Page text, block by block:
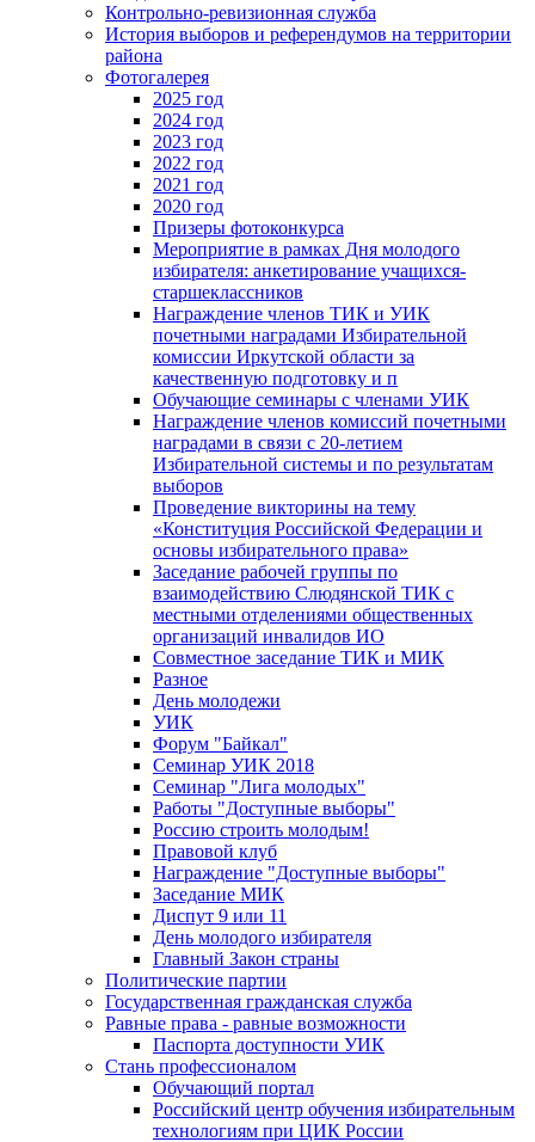
Контрольно-ревизионная служба
История выборов и референдумов на территории
района
Фотогалерея
2025 год
2024 год
2023 год
2022 год
2021 год
2020 год
Призеры фотоконкурса
Мероприятие в рамках Дня молодого
избирателя: анкетирование учащихся-
старшеклассников
Награждение членов ТИК и УИК
почетными наградами Избирательной
комиссии Иркутской области за
качественную подготовку и п
Обучающие семинары с членами УИК
Награждение членов комиссий почетными
наградами в связи с 20-летием
Избирательной системы и по результатам
выборов
Проведение викторины на тему
«Конституция Российской Федерации и
основы избирательного права»
Заседание рабочей группы по
взаимодействию Слюдянской ТИК с
местными отделениями общественных
организаций инвалидов ИО
Совместное заседание ТИК и МИК
Разное
День молодежи
УИК
Форум "Байкал"
Семинар УИК 2018
Семинар "Лига молодых"
Работы "Доступные выборы"
Россию строить молодым!
Правовой клуб
Награждение "Доступные выборы"
Заседание МИК
Диспут 9 или 11
День молодого избирателя
Главный Закон страны
Политические партии
Государственная гражданская служба
Равные права - равные возможности
Паспорта доступности УИК
Стань профессионалом
Обучающий портал
Российский центр обучения избирательным
технологиям при ЦИК России